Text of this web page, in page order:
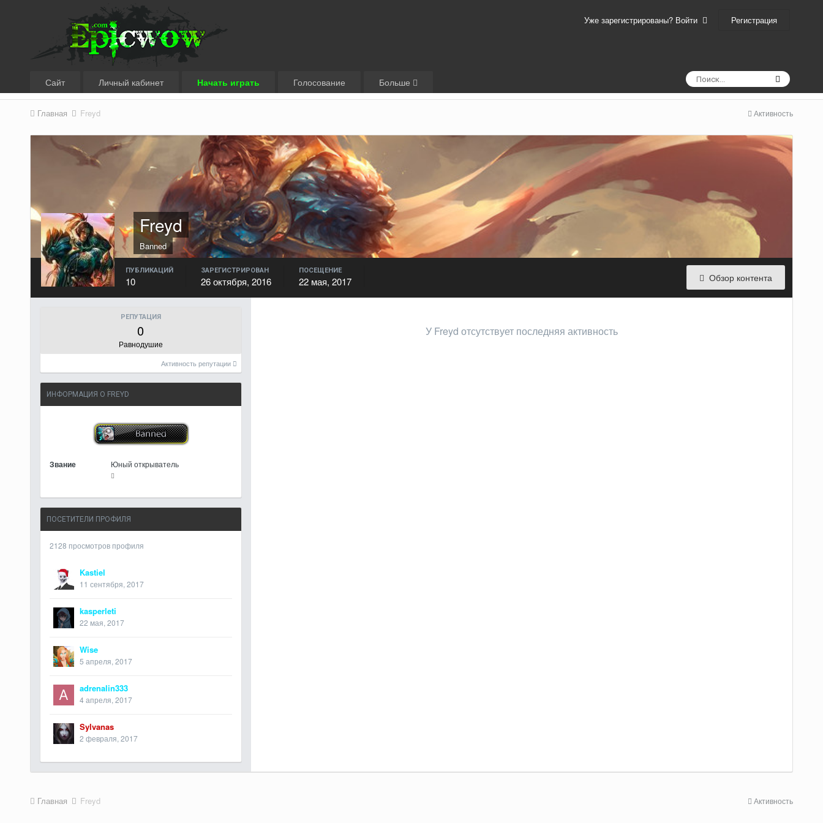
Уже зарегистрированы? Войти Регистрация
Сайт Личный кабинет Начать играть Голосование Больше
Активность
Главная Freyd
Freyd
Banned
Обзор контента
ПУБЛИКАЦИЙ
10
ЗАРЕГИСТРИРОВАН
26 октября, 2016
ПОСЕЩЕНИЕ
22 мая, 2017
РЕПУТАЦИЯ
0
Равнодушие
Активность репутации
ИНФОРМАЦИЯ О FREYD
Звание Юный открыватель
ПОСЕТИТЕЛИ ПРОФИЛЯ
2128 просмотров профиля
Kastiel
11 сентября, 2017
kasperleti
22 мая, 2017
Wise
5 апреля, 2017
adrenalin333
4 апреля, 2017
Sylvanas
2 февраля, 2017
У Freyd отсутствует последняя активность
Активность
Главная Freyd